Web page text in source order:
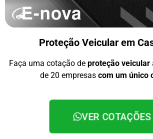
Proteção Veicular em
Faça uma cotação de proteção veicular
de 20 empresas com um único
VER COTAÇÕES